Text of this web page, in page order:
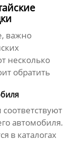
важно
несколько
обратить
автомобиля.
в каталогах